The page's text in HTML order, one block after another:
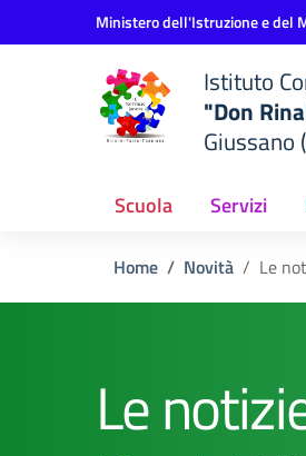
Vai ai contenuti
Vai al menu di navigazioneMinistero dell'Istruzione e del
Istituto
"Don
Giussano
Scuola Servizi
Home Novità Le
Le